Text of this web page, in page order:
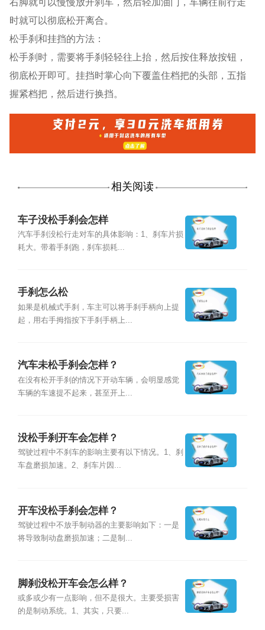
时就可以彻底松开离合。
松手刹和挂挡的方法：
松手刹时，需要将手刹轻轻往上抬，然后按住释放按钮，
彻底松开即可。挂挡时掌心向下覆盖住档把的头部，五指
握紧档把，然后进行换挡。
相关阅读
车子没松手刹会怎样
汽车手刹没松行走对车的具体影响：1、刹车片损
耗大。带着手刹跑，刹车损耗...
手刹怎么松
如果是机械式手刹，车主可以将手刹手柄向上提
起，用右手拇指按下手刹手柄上...
汽车未松手刹会怎样？
在没有松开手刹的情况下开动车辆，会明显感觉
车辆的车速提不起来，甚至开上...
没松手刹开车会怎样？
驾驶过程中不刹车的影响主要有以下情况。1、刹
车盘磨损加速。2、刹车片因...
开车没松手刹会怎样？
驾驶过程中不放手制动器的主要影响如下：一是
将导致制动盘磨损加速；二是制...
脚刹没松开车会怎么样？
或多或少有一点影响，但不是很大。主要受损害
的是制动系统。1、其实，只要...